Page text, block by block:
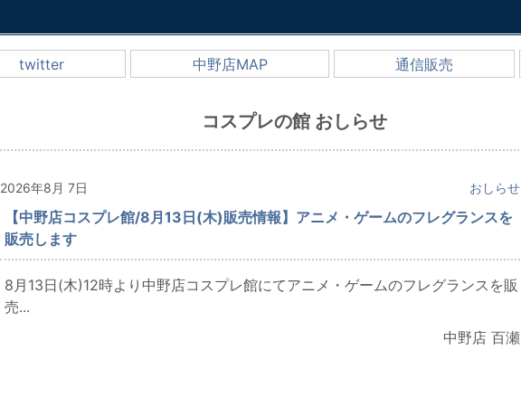
twitter 中野店MAP 通信販売
コスプレの館 おしらせ
2026年8月 7日 おしらせ
【中野店コスプレ館/8月13日(木)販売情報】アニメ・ゲームのフレグランスを
販売します
8月13日(木)12時より中野店コスプレ館にてアニメ・ゲームのフレグランスを販
売...
中野店 百瀬